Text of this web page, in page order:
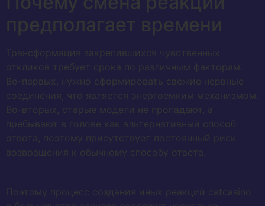
предполагает времени
Трансформация закрепившихся чувственных
откликов требует срока по различным факторам.
Во-первых, нужно сформировать свежие нервные
соединения, что является энергоемким механизмом.
Во-вторых, старые модели не пропадают, а
пребывают в голове как альтернативный способ
ответа, поэтому присутствует постоянный риск
возвращения к обычному способу ответа.
Поэтому процесс создания иных реакций catcasino